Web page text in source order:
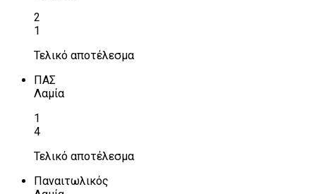
2
1
Τελικό αποτέλεσμα
ΠΑΣ
Λαμία
1
4
Τελικό αποτέλεσμα
Παναιτωλικός